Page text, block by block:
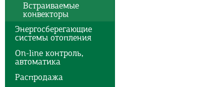
Встраиваемые
конвекторы
Энергосберегающие
системы отопления
On-line контроль,
автоматика
Распродажа